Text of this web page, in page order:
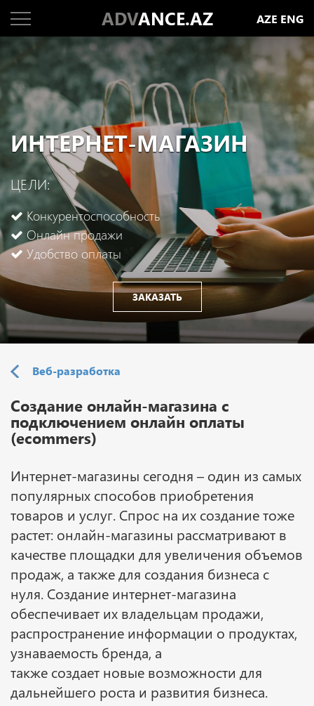
ADVANCE.AZ AZE ENG
ИНТЕРНЕТ-МАГАЗИН
ЦЕЛИ:
Конкурентоспособность
Онлайн продажи
Удобство оплаты
ЗАКАЗАТЬ
Веб-разработка
Создание онлайн-магазина с
подключением онлайн оплаты
(ecommers)
Интернет-магазины сегодня – один из самых
популярных способов приобретения
товаров и услуг. Спрос на их создание тоже
растет: онлайн-магазины рассматривают в
качестве площадки для увеличения объемов
продаж, а также для создания бизнеса с
нуля. Создание интернет-магазина
обеспечивает их владельцам продажи,
распространение информации о продуктах,
узнаваемость бренда, а
также создает новые возможности для
дальнейшего роста и развития бизнеса.